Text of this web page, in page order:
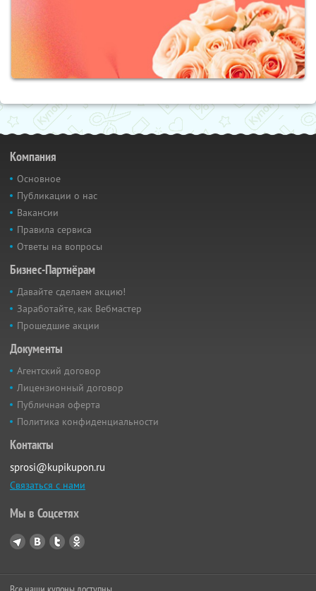
Компания
Основное
Публикации о нас
Вакансии
Правила сервиса
Ответы на вопросы
Бизнес-Партнёрам
Давайте сделаем акцию!
Заработайте, как Вебмастер
Прошедшие акции
Документы
Агентский договор
Лицензионный договор
Публичная оферта
Политика конфиденциальности
Контакты
sprosi@kupikupon.ru
Связаться с нами
Мы в Соцсетях